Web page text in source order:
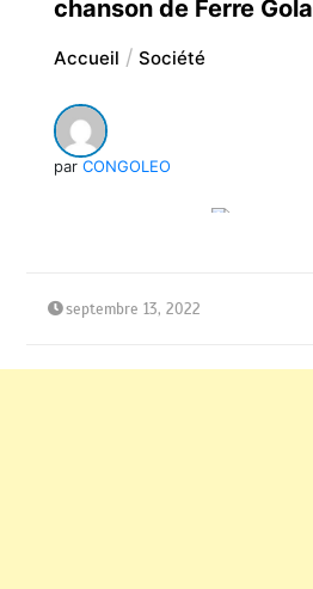
chanson de Ferre Gola
Accueil Société
par CONGOLEO
septembre 13, 2022